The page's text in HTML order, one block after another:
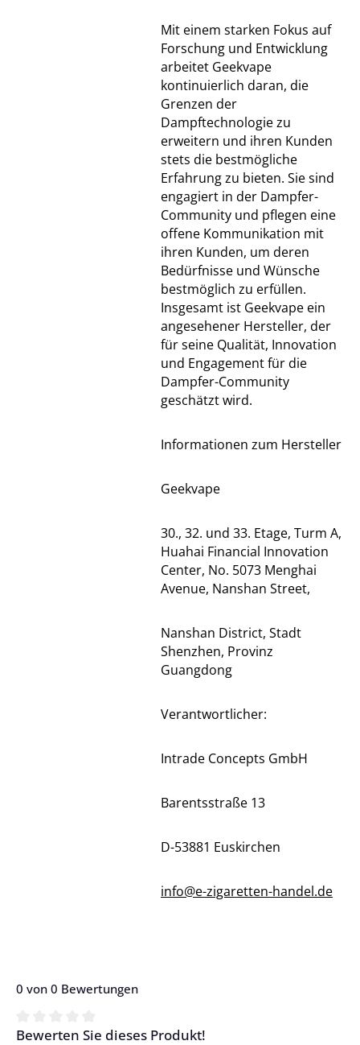
Mit einem starken Fokus auf
Forschung und Entwicklung
arbeitet Geekvape
kontinuierlich daran, die
Grenzen der
Dampftechnologie zu
erweitern und ihren Kunden
stets die bestmögliche
Erfahrung zu bieten. Sie sind
engagiert in der Dampfer-
Community und pflegen eine
offene Kommunikation mit
ihren Kunden, um deren
Bedürfnisse und Wünsche
bestmöglich zu erfüllen.
Insgesamt ist Geekvape ein
angesehener Hersteller, der
für seine Qualität, Innovation
und Engagement für die
Dampfer-Community
geschätzt wird.
Informationen zum Hersteller
Geekvape
30., 32. und 33. Etage, Turm A,
Huahai Financial Innovation
Center, No. 5073 Menghai
Avenue, Nanshan Street,
Nanshan District, Stadt
Shenzhen, Provinz
Guangdong
Verantwortlicher:
Intrade Concepts GmbH
Barentsstraße 13
D-53881 Euskirchen
info@e-zigaretten-handel.de
0 von 0 Bewertungen
Durchschnittliche Bewertung von 0 von 5 Sternen
Bewerten Sie dieses Produkt!